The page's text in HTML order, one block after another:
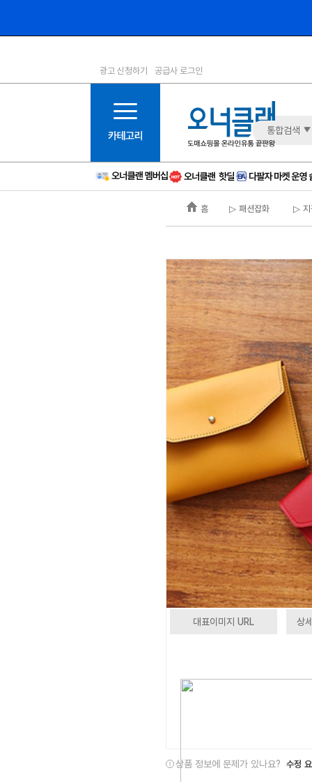
1등급
6등급
11등급
12등급
15등급
16등급
광고 신청하기 공급사 로그인
통합검색
홈 ▷ 패션잡화 ▷ 지
대표이미지 URL 상
상품 정보에 문제가 있나요? 수정